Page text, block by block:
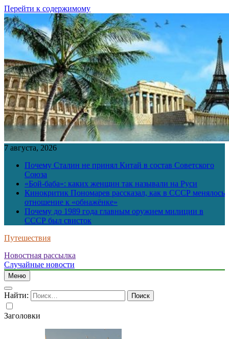
Перейти к содержимому
7 августа, 2026
Почему Сталин не принял Китай в состав Советского
Союза
«Бой-баба»: каких женщин так называли на Руси
Кинокритик Пономарев рассказал, как в СССР менялось
отношение к «обнажёнке»
Почему до 1989 года главным оружием милиции в
СССР был свисток
Путешествия
Новостная рассылка
Случайные новости
Меню
Найти:
Заголовки